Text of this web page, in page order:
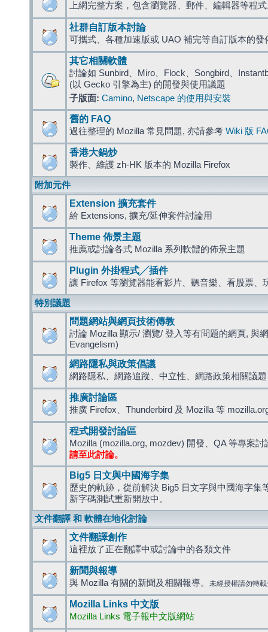
上網完整方案，包含瀏覽器、郵件、編輯器等程
社群自訂版本討論
可攜式、各種加速版或 UAO 補完等自訂版本的發
其它相關軟體
討論如 Sunbird、Miro、Flock、Songbird、
(以 Gecko 引擎為主) 的開發與使用議題
子版面: Camino, Netscape 的使用與安裝
舊的 FAQ
過往整理的 Mozilla 常見問題, 亦請參考 Wiki 版
香港大鍋炒
製作、維護 zh-HK 版本的 Mozilla Firefox
附加元件
Extension 擴充套件
給 Extensions, 擴充/延伸套件討論用
Theme 佈景主題
推薦或討論各式 Mozilla 系列軟體的佈景主題
Plugin 外掛程式╱插件
讓 Firefox 等瀏覽器能看影片、聽音樂、看股票、
特別議題
問題網站與網頁技術傳教
討論 Mozilla 顯示/ 瀏覽/ 登入等有問題的網頁, 與
Evangelism)
網路隱私與政策倡議
網路隱私、網路追蹤、中立性、網路政策相關議題
推廣討論區
推廣 Firefox、Thunderbird 及 Mozilla 等
程式開發討論區
Mozilla (mozilla.org, mozdev) 開發、QA 等專案討
請至此討論。
Big5 日文與中國海字集
歷史的軌跡，從前解決 Big5 日文字與中國海字集
新字碼測試重新開放中。
文件翻譯 和 軟體在地化討論
文件翻譯創作
這裡放了正在翻譯中或討論中的各類文件
新聞與報導
與 Mozilla 有關的新聞及相關報導。 未經授權請勿轉
Mozilla Links 中文版
Mozilla Links 電子報中文版網站